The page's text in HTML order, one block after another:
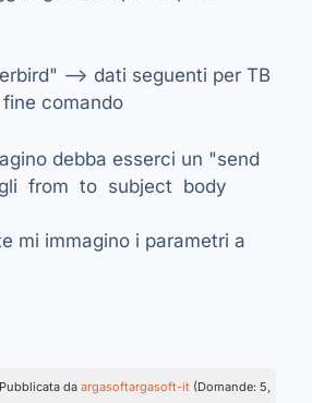
--> dati seguenti per TB
comando
debba esserci un "send
from to subject body
mi immagino i parametri a
Pubblicata da argasoftargasoft-it (Domande: 5,